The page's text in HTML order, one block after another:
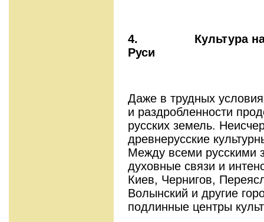
4. Культура
Руси
Даже в трудных
и раздробленности
русских земель.
древнерусские
Между всеми русскими
духовные связи и
Киев, Чернигов,
Волынский и другие
подлинные центры